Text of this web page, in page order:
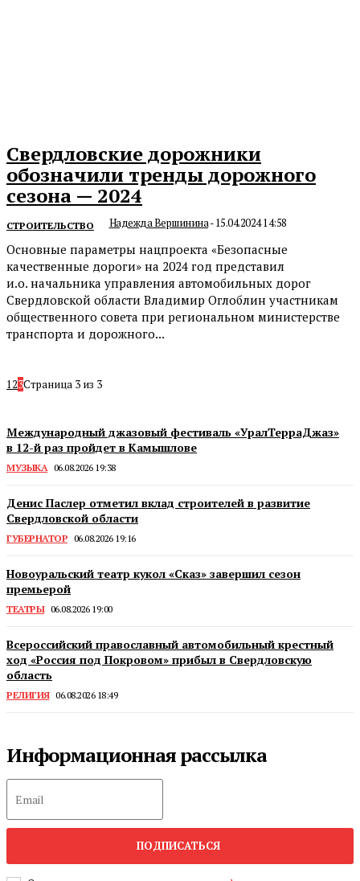
Свердловские дорожники
обозначили тренды дорожного
сезона — 2024
СТРОИТЕЛЬСТВО Надежда Вершинина- 15.04.2024 14:58
Основные параметры нацпроекта «Безопасные
качественные дороги» на 2024 год представил
и.о. начальника управления автомобильных дорог
Свердловской области Владимир Оглоблин участникам
общественного совета при региональном министерстве
транспорта и дорожного...
1 23Страница 3 из 3
Международный джазовый фестиваль «УралТерраДжаз»
в 12-й раз пройдет в Камышлове
МУЗЫКА 06.08.2026 19:38
Денис Паслер отметил вклад строителей в развитие
Свердловской области
ГУБЕРНАТОР 06.08.2026 19:16
Новоуральский театр кукол «Сказ» завершил сезон
премьерой
ТЕАТРЫ 06.08.2026 19:00
Всероссийский православный автомобильный крестный
ход «Россия под Покровом» прибыл в Свердловскую
область
РЕЛИГИЯ 06.08.2026 18:49
Информационная рассылка
ПОДПИСАТЬСЯ